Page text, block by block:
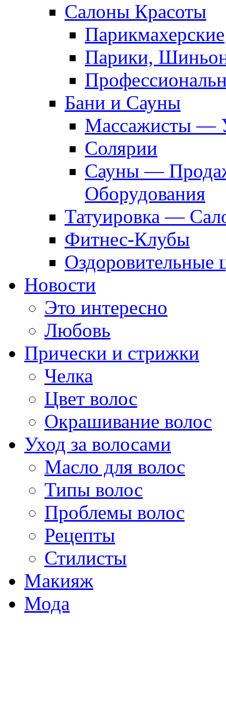
Салоны Красоты
Парикмахерские
Парики,
Бани и Сауны
Массажисты —
Солярии
Сауны —
Оборудования
Татуировка —
Фитнес-Клубы
Оздоровительные
Новости
Это интересно
Любовь
Прически и стрижки
Челка
Цвет волос
Окрашивание волос
Уход за волосами
Масло для волос
Типы волос
Проблемы волос
Рецепты
Стилисты
Макияж
Мода